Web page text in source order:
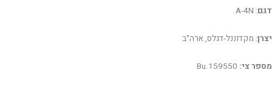
דגם: A-4N
יצרן: מקדוננל-דגלס, ארה"ב
מספר צי: